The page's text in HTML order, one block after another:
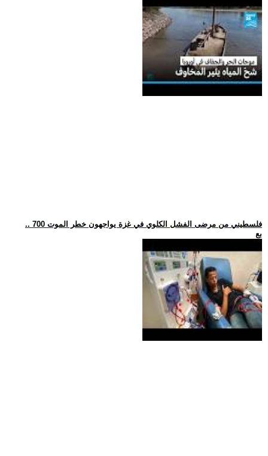
.. 700 فلسطيني من مرضى الفشل الكلوي في غزة يواجهون خطر الموت
بع